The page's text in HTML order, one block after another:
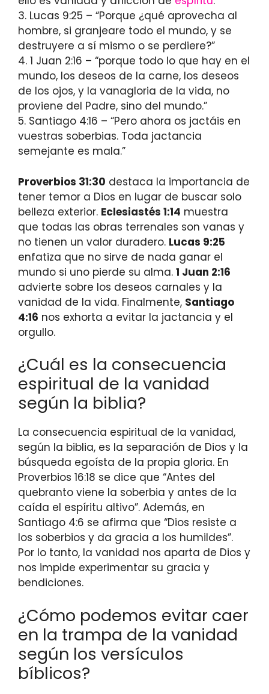
3. Lucas 9:25 – “Porque ¿qué aprovecha al
hombre, si granjeare todo el mundo, y se
destruyere a sí mismo o se perdiere?”
4. 1 Juan 2:16 – “porque todo lo que hay en el
mundo, los deseos de la carne, los deseos
de los ojos, y la vanagloria de la vida, no
proviene del Padre, sino del mundo.”
5. Santiago 4:16 – “Pero ahora os jactáis en
vuestras soberbias. Toda jactancia
semejante es mala.”
Proverbios 31:30 destaca la importancia de
tener temor a Dios en lugar de buscar solo
belleza exterior. Eclesiastés 1:14 muestra
que todas las obras terrenales son vanas y
no tienen un valor duradero. Lucas 9:25
enfatiza que no sirve de nada ganar el
mundo si uno pierde su alma. 1 Juan 2:16
advierte sobre los deseos carnales y la
vanidad de la vida. Finalmente, Santiago
4:16 nos exhorta a evitar la jactancia y el
orgullo.
¿Cuál es la consecuencia
espiritual de la vanidad
según la biblia?
La consecuencia espiritual de la vanidad,
según la biblia, es la separación de Dios y la
búsqueda egoísta de la propia gloria. En
Proverbios 16:18 se dice que “Antes del
quebranto viene la soberbia y antes de la
caída el espíritu altivo”. Además, en
Santiago 4:6 se afirma que “Dios resiste a
los soberbios y da gracia a los humildes”.
Por lo tanto, la vanidad nos aparta de Dios y
nos impide experimentar su gracia y
bendiciones.
¿Cómo podemos evitar caer
en la trampa de la vanidad
según los versículos
bíblicos?